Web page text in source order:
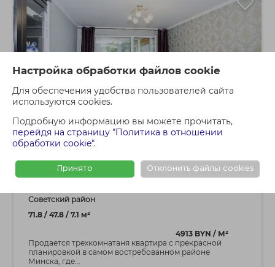
Настройка обработки файлов cookie
Для обеспечения удобства пользователей сайта
используются cookies.
Подробную информацию вы можете прочитать,
перейдя на страницу "Политика в отношении
обработки cookie".
Принято Отклонить файлы cookies
3 - КОМНАТНАЯ КВАРТИРА 410 000 BYN
Трехкомнатная квартира по ул.
Восточная,30
Советский район
71.8 / 47.8 / 7.1 м²
4913 BYN / М²
Продается трехкомнатаня квартира с прекрасной
планировкой в самом востребованном районе
Минска, где...